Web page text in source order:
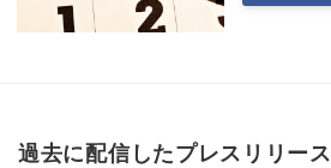
過去に配信したプレスリリース